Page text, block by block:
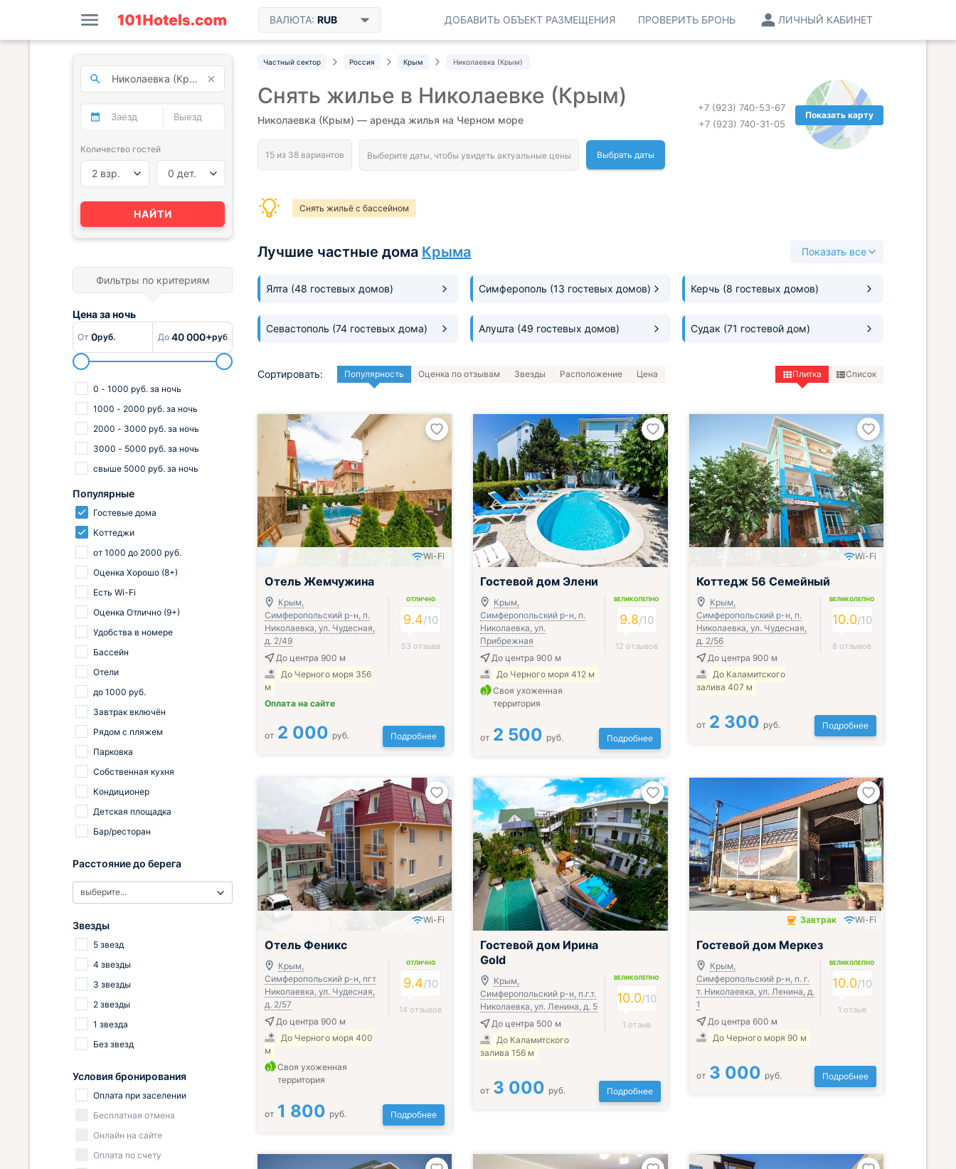
ВАЛЮТА: RUB ЛИЧНЫЙ КАБИНЕТ
ПРОВЕРИТЬ БРОНЬ
ДОБАВИТЬ ОБЪЕКТ РАЗМЕЩЕНИЯ
Частный сектор Россия Крым Николаевка (Крым)
Показать карту
+7 (923) 740-53-67
+7 (923) 740-31-05
Снять жилье в Николаевке (Крым)
Николаевка (Крым) — аренда жилья на Черном море
Выбрать даты
Снять жильё с бассейном
Лучшие частные дома Крыма Показать все
Ялта (48 гостевых домов) Симферополь (13 гостевых домов) Керчь (8 гостевых домов)
Севастополь (74 гостевых дома) Алушта (49 гостевых домов) Судак (71 гостевой дом)
Сортировать: Популярность Оценка по отзывам Звезды Расположение Цена Плитка Список
Wi-Fi
Отель Жемчужина
Крым,
Симферопольский р-н, п.
Николаевка, ул. Чудесная,
д. 2/49
До центра 900 м
До Черного моря 356
м
Оплата на сайте
ОТЛИЧНО
9.4/10
53 отзыва
от 2 000 руб. Подробнее
Гостевой дом Элени
Крым,
Симферопольский р-н, п.
Николаевка, ул.
Прибрежная
До центра 900 м
До Черного моря 412 м
Своя ухоженная
территория
ВЕЛИКОЛЕПНО
9.8/10
12 отзывов
от 2 500 руб. Подробнее
Wi-Fi
Коттедж 56 Семейный
Крым,
Симферопольский р-н, п.
Николаевка, ул. Чудесная,
д. 2/56
До центра 900 м
До Каламитского
залива 407 м
ВЕЛИКОЛЕПНО
10.0/10
8 отзывов
от 2 300 руб. Подробнее
Wi-Fi
Отель Феникс
Крым,
Симферопольский р-н, пгт
Николаевка, ул. Чудесная,
д. 2/57
До центра 900 м
До Черного моря 400
м
Своя ухоженная
территория
ОТЛИЧНО
9.4/10
14 отзывов
от 1 800 руб. Подробнее
Гостевой дом Ирина
Gold
Крым,
Симферопольский р-н, п.г.т.
Николаевка, ул. Ленина, д. 5
До центра 500 м
До Каламитского
залива 156 м
ВЕЛИКОЛЕПНО
10.0/10
1 отзыв
от 3 000 руб. Подробнее
Завтрак включён
Завтрак Wi-Fi
Гостевой дом Меркез
Крым,
Симферопольский р-н, п. г.
т. Николаевка, ул. Ленина, д.
1
До центра 600 м
До Черного моря 90 м
ВЕЛИКОЛЕПНО
10.0/10
1 отзыв
от 3 000 руб. Подробнее
Количество гостей
2 взр. 0 дет.
НАЙТИ
Фильтры по критериям
Цена заночь
От 0руб. До 40 000+руб.
0 - 1000 руб. за ночь
1000 - 2000 руб. за ночь
2000 - 3000 руб. за ночь
3000 - 5000 руб. за ночь
свыше 5000 руб. за ночь
Популярные
Гостевые дома
Коттеджи
от 1000 до 2000 руб.
Оценка Хорошо (8+)
Есть Wi-Fi
Оценка Отлично (9+)
Удобства в номере
Бассейн
Отели
до 1000 руб.
Завтрак включён
Рядом с пляжем
Парковка
Собственная кухня
Кондиционер
Детская площадка
Бар/ресторан
Расстояние до берега
выберите...
Звезды
5 звезд
4 звезды
3 звезды
2 звезды
1 звезда
Без звезд
Условия бронирования
Оплата при заселении
Бесплатная отмена
Онлайн на сайте
Оплата по счету